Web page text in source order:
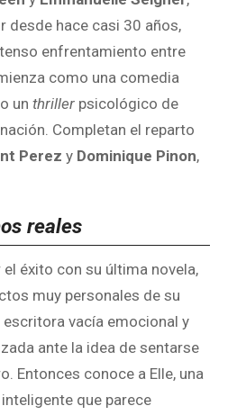
desde hace casi 30 años,
enfrentamiento entre
como una comedia
un thriller psicológico de
Completan el reparto
Perez y Dominique Pinon,
reales
éxito con su última novela,
muy personales de su
escritora vacía emocional y
ante la idea de sentarse
Entonces conoce a Elle, una
que parece